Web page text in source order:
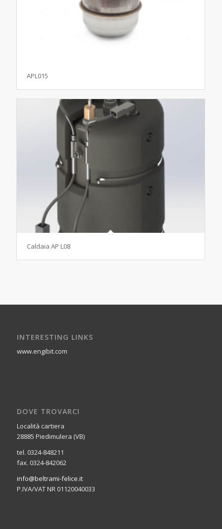
APL015
Caldaia AP L08
INTERESTING LINKS
www.engibit.com
DOVE TROVARCI
Località cartiera
28885 Piedimulera (VB)
tel. 0324-848211
fax. 0324-842062
info@beltrami-felice.it
P.IVA/VAT NR 01120040033